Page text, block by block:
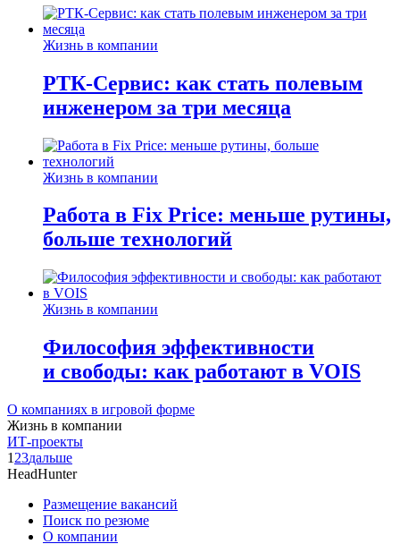
Жизнь в компании
РТК-Сервис: как стать полевым
инженером за три месяца
Жизнь в компании
Работа в Fix Price: меньше рутины,
больше технологий
Жизнь в компании
Философия эффективности
и свободы: как работают в VOIS
О компаниях в игровой форме
Жизнь в компании
ИТ-проекты
1 23дальше
HeadHunter
Размещение вакансий
Поиск по резюме
О компании